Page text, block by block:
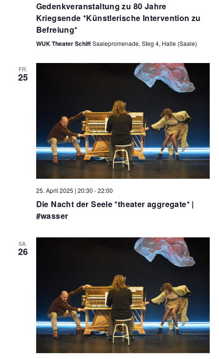
Gedenkveranstaltung zu 80 Jahre
Kriegsende *Künstlerische Intervention zu
Befreiung*
WUK Theater SchiffSaalepromenade, Steg 4, Halle (Saale)
FR.
25
25. April 2025 | 20:30 -22:00
Die Nacht der Seele *theater aggregate* |
#wasser
SA.
26